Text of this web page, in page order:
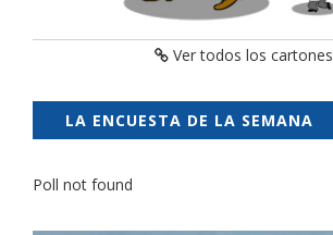
Ver todos los cartones
LA ENCUESTA DE LA SEMANA
Poll not found